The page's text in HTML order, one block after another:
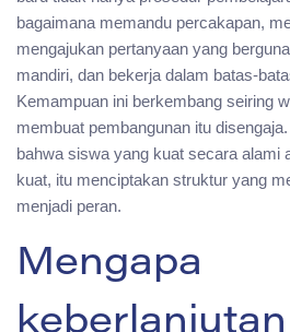
bagaimana memandu percakapan,
mengajukan pertanyaan yang
mandiri, dan bekerja dalam batas-
Kemampuan ini berkembang seiring
membuat pembangunan itu
bahwa siswa yang kuat secara alami
kuat, itu menciptakan struktur yang
menjadi peran.
Mengapa